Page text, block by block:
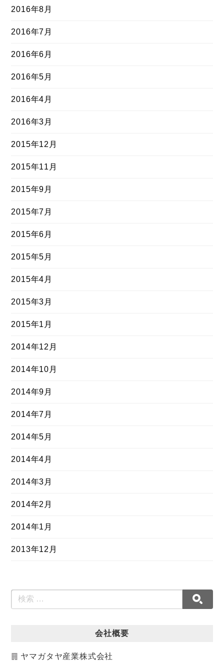
2016年8月
2016年7月
2016年6月
2016年5月
2016年4月
2016年3月
2015年12月
2015年11月
2015年9月
2015年7月
2015年6月
2015年5月
2015年4月
2015年3月
2015年1月
2014年12月
2014年10月
2014年9月
2014年7月
2014年5月
2014年4月
2014年3月
2014年2月
2014年1月
2013年12月
会社概要
ヤマガタヤ産業株式会社